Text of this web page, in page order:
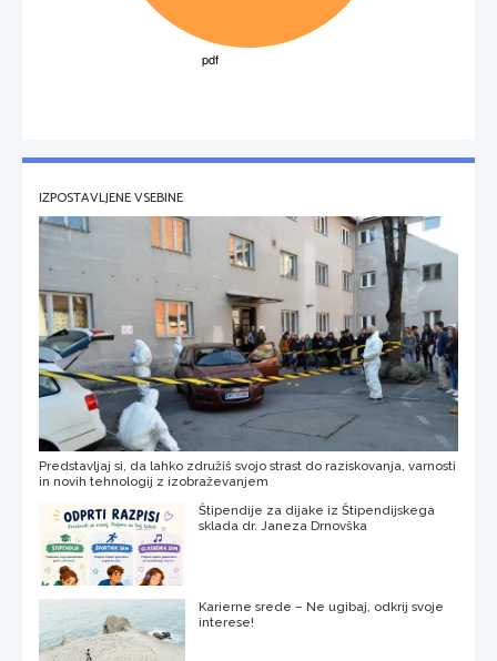
IZPOSTAVLJENE VSEBINE
Predstavljaj si, da lahko združiš svojo strast do raziskovanja, varnosti
in novih tehnologij z izobraževanjem
Štipendije za dijake iz Štipendijskega
sklada dr. Janeza Drnovška
Karierne srede – Ne ugibaj, odkrij svoje
interese!